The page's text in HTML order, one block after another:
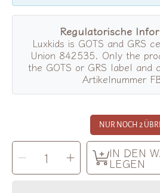
Regulatorische
Luxkids is GOTS and GRS
Union 842535. Only the
the GOTS or GRS label and
Artikelnummer
NUR NOCH 2
MENGE
AUSWÄHLEN
Menge
für
Fabelab
|
Menge
für
Fabelab
|
IN DEN
LEGEN